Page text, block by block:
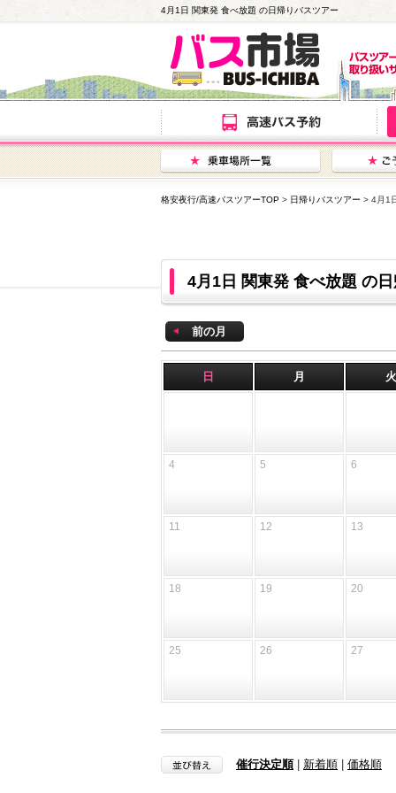
4月1日 関東発 食べ放題 の日帰りバスツアー
格安夜行/高速バスツアーTOP > 日帰りバスツアー > 4月1
4月1日 関東発 食べ放題 の
前の月
日 月 火
4 5 6
11 12 13
18 19 20
25 26 27
催行決定順| 新着順 価格順